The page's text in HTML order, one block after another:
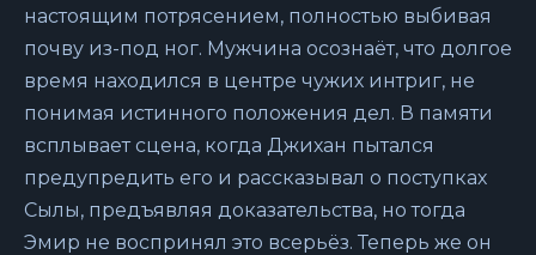
настоящим потрясением, полностью выбивая
почву из-под ног. Мужчина осознаёт, что долгое
время находился в центре чужих интриг, не
понимая истинного положения дел. В памяти
всплывает сцена, когда Джихан пытался
предупредить его и рассказывал о поступках
Сылы, предъявляя доказательства, но тогда
Эмир не воспринял это всерьёз. Теперь же он